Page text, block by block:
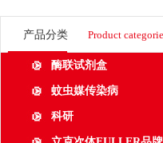
产品分类 Product
酶联试剂盒
蚊虫媒传染病
科研